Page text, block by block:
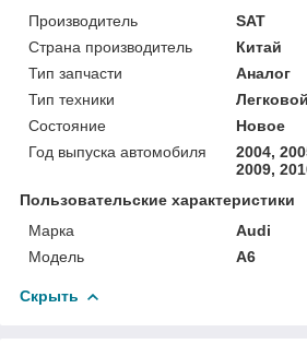
Производитель
SAT
Страна производитель
Китай
Тип запчасти
Аналог
Тип техники
Состояние
Новое
Год выпуска автомобиля
2004,
2009,
Пользовательские характеристики
Марка
Audi
Модель
A6
Скрыть